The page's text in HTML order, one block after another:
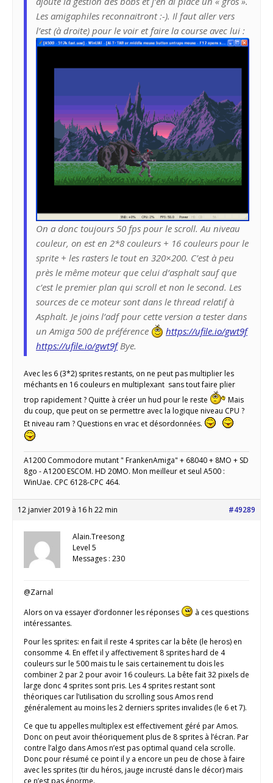
Les amigaphiles reconnaitront :-). Il faut aller vers
l’est (à droite) pour le voir et faire la course avec lui :
On a donc toujours 50 fps pour le scroll. Au niveau
couleur, on est en 2*8 couleurs + 16 couleurs pour le
sprite + les rasters le tout en 320×200. C’est à peu
près le même moteur que celui d’asphalt sauf que
c’est le premier plan qui scroll et non le second. Les
sources de ce moteur sont dans le thread relatif à
Asphalt. Je joins l’adf pour cette version a tester dans
un Amiga 500 de préférence
https://ufile.io/gwt9f
https://ufile.io/gwt9fBye.
Avec les 6 (3*2) sprites restants, on ne peut pas multiplier les
méchants en 16 couleurs en multiplexant sans tout faire plier
trop rapidement ? Quitte à créer un hud pour le reste
Mais
du coup, que peut on se permettre avec la logique niveau CPU ?
Et niveau ram ? Questions en vrac et désordonnées.
A1200 Commodore mutant " FrankenAmiga" + 68040 + 8MO + SD
8go - A1200 ESCOM. HD 20MO. Mon meilleur et seul A500 :
WinUae. CPC 6128-CPC 464.
12 janvier 2019 à 16 h 22 min #49289
Alain.Treesong
Level 5
Messages : 230
@Zarnal
Alors on va essayer d’ordonner les réponses
à ces questions
intéressantes.
Pour les sprites: en fait il reste 4 sprites car la bête (le heros) en
consomme 4. En effet il y affectivement 8 sprites hard de 4
couleurs sur le 500 mais tu le sais certainement tu dois les
combiner 2 par 2 pour avoir 16 couleurs. La bête fait 32 pixels de
large donc 4 sprites sont pris. Les 4 sprites restant sont
théoriques car l’utilisation du scrolling sous Amos rend
généralement au moins les 2 derniers sprites invalides (le 6 et 7).
Ce que tu appelles multiplex est effectivement géré par Amos.
Donc on peut avoir théoriquement plus de 8 sprites à l’écran. Par
contre l’algo dans Amos n’est pas optimal quand cela scrolle.
Donc pour résumé ce point il y a encore un peu de chose à faire
avec les sprites (tir du héros, jauge incrusté dans le décor) mais